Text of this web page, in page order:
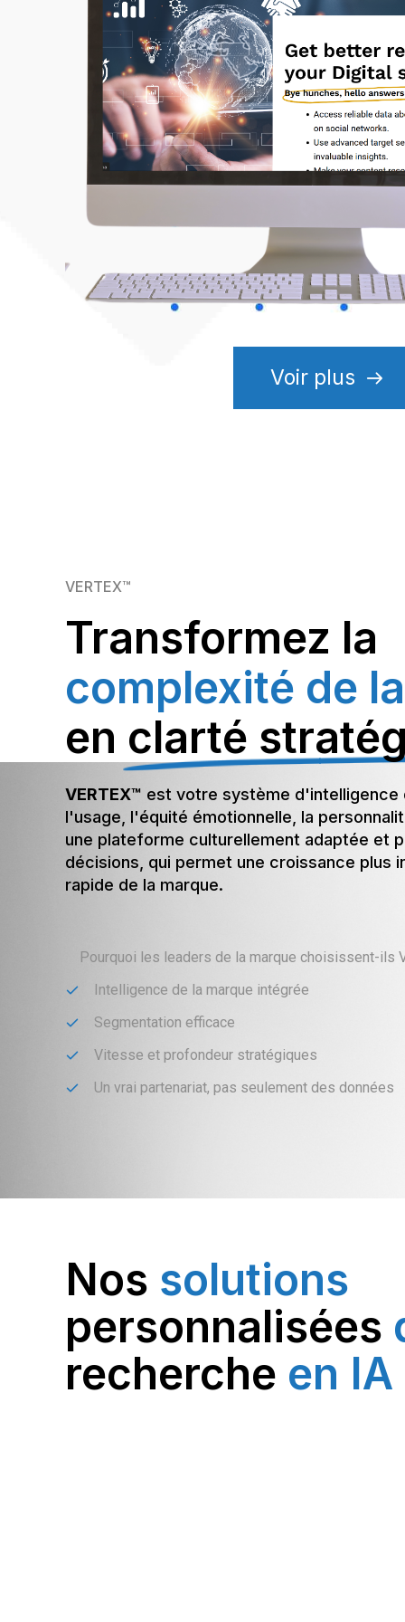
Voir plus
VERTEX™
Transformez la
complexité de
en clarté
VERTEX™ est votre système d'intelligence
l'usage, l'équité émotionnelle, la
une plateforme culturellement adaptée et
décisions, qui permet une croissance plus
rapide de la marque.
Pourquoi les leaders de la marque choisissent-ils
Intelligence de la marque intégrée
Segmentation efficace
Vitesse et profondeur stratégiques
Un vrai partenariat, pas seulement des données
Nos solutions
personnalisées
recherche en IA